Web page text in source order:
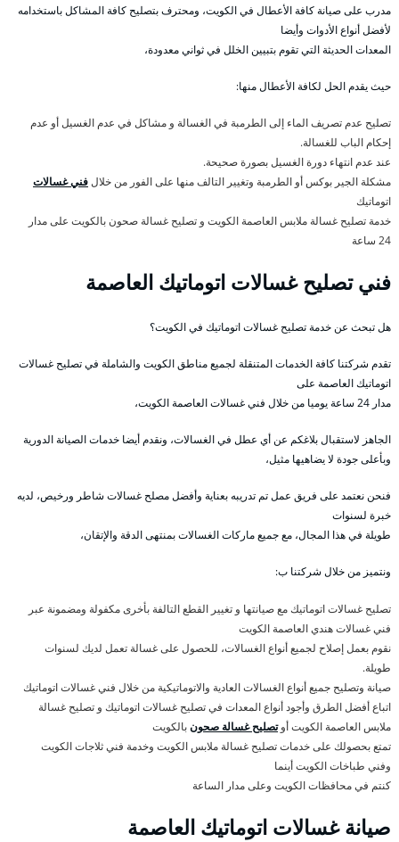
مدرب على صيانة كافة الأعطال في الكويت، ومحترف بتصليح كافة المشاكل باستخدامه
لأفضل أنواع الأدوات وأيضا
المعدات الحديثة التي تقوم بتبيين الخلل في ثواني معدودة،
حيث يقدم الحل لكافة الأعطال منها:
تصليح عدم تصريف الماء إلى الطرمبة في الغسالة و مشاكل في عدم الغسيل أو عدم
إحكام الباب للغسالة.
عند عدم انتهاء دورة الغسيل بصورة صحيحة.
مشكلة الجير بوكس أو الطرمبة وتغيير التالف منها على الفور من خلالفني غسالات
اتوماتيك
خدمة تصليح غسالة ملابس العاصمة الكويت و تصليح غسالة صحون بالكويت على مدار
24 ساعة
فني تصليح غسالات اتوماتيك العاصمة
هل تبحث عن خدمة تصليح غسالات اتوماتيك في الكويت؟
تقدم شركتنا كافة الخدمات المتنقلة لجميع مناطق الكويت والشاملة في تصليح غسالات
اتوماتيك العاصمة على
مدار 24 ساعة يوميا من خلال فني غسالات العاصمة الكويت،
الجاهز لاستقبال بلاغكم عن أي عطل في الغسالات، ونقدم أيضا خدمات الصيانة الدورية
وبأعلى جودة لا يضاهيها مثيل،
فنحن نعتمد على فريق عمل تم تدريبه بعناية وأفضل مصلح غسالات شاطر ورخيص، لديه
خبرة لسنوات
طويلة في هذا المجال، مع جميع ماركات الغسالات بمنتهى الدقة والإتقان،
ونتميز من خلال شركتنا ب:
تصليح غسالات اتوماتيك مع صيانتها و تغيير القطع التالفة بأخرى مكفولة ومضمونة عبر
فني غسالات هندي العاصمة الكويت
نقوم بعمل إصلاح لجميع أنواع الغسالات، للحصول على غسالة تعمل لديك لسنوات
طويلة.
صيانة وتصليح جميع أنواع الغسالات العادية والاتوماتيكية من خلال فني غسالات اتوماتيك
اتباع أفضل الطرق وأجود أنواع المعدات في تصليح غسالات اتوماتيك و تصليح غسالة
ملابس العاصمة الكويت أوتصليح غسالة صحونبالكويت
تمتع بحصولك على خدمات تصليح غسالة ملابس الكويت وخدمة فني ثلاجات الكويت
وفني طباخات الكويت أينما
كنتم في محافظات الكويت وعلى مدار الساعة
صيانة غسالات اتوماتيك العاصمة